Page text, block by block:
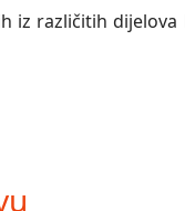
iz različitih dijelova